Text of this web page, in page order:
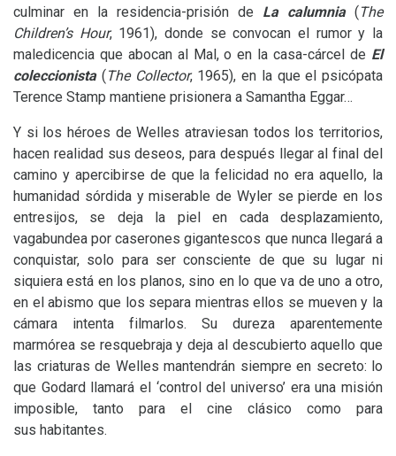
culminar en la residencia-prisión de La calumnia (The
Children’s Hour, 1961), donde se convocan el rumor y la
maledicencia que abocan al Mal, o en la casa-cárcel de El
coleccionista(The Collector, 1965), en la que el psicópata
Terence Stamp mantiene prisionera a Samantha Eggar…
Y si los héroes de Welles atraviesan todos los territorios,
hacen realidad sus deseos, para después llegar al final del
camino y apercibirse de que la felicidad no era aquello, la
humanidad sórdida y miserable de Wyler se pierde en los
entresijos, se deja la piel en cada desplazamiento,
vagabundea por caserones gigantescos que nunca llegará a
conquistar, solo para ser consciente de que su lugar ni
siquiera está en los planos, sino en lo que va de uno a otro,
en el abismo que los separa mientras ellos se mueven y la
cámara intenta filmarlos. Su dureza aparentemente
marmórea se resquebraja y deja al descubierto aquello que
las criaturas de Welles mantendrán siempre en secreto: lo
que Godard llamará el ‘control del universo’ era una misión
imposible, tanto para el cine clásico como para
sus habitantes.